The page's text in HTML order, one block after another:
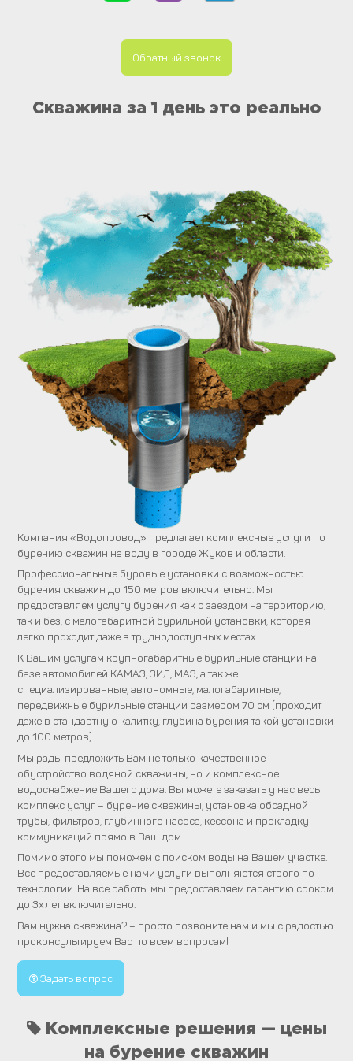
Обратный звонок
Скважина за 1 день это реально
Компания «Водопровод» предлагает комплексные услуги по
бурению скважин на воду в городе Жуков и области.
Профессиональные буровые установки с возможностью
бурения скважин до 150 метров включительно. Мы
предоставляем услугу бурения как с заездом на территорию,
так и без, с малогабаритной бурильной установки, которая
легко проходит даже в труднодоступных местах.
К Вашим услугам крупногабаритные бурильные станции на
базе автомобилей КАМАЗ, ЗИЛ, МАЗ, а так же
специализированные, автономные, малогабаритные,
передвижные бурильные станции размером 70 см (проходит
даже в стандартную калитку, глубина бурения такой установки
до 100 метров).
Мы рады предложить Вам не только качественное
обустройство водяной скважины, но и комплексное
водоснабжение Вашего дома. Вы можете заказать у нас весь
комплекс услуг – бурение скважины, установка обсадной
трубы, фильтров, глубинного насоса, кессона и прокладку
коммуникаций прямо в Ваш дом.
Помимо этого мы поможем с поиском воды на Вашем участке.
Все предоставляемые нами услуги выполняются строго по
технологии. На все работы мы предоставляем гарантию сроком
до 3х лет включительно.
Вам нужна скважина? – просто позвоните нам и мы с радостью
проконсультируем Вас по всем вопросам!
Задать вопрос
Комплексные решения — цены
на бурение скважин